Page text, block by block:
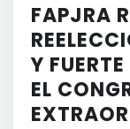
FAPJRA
Y
EL